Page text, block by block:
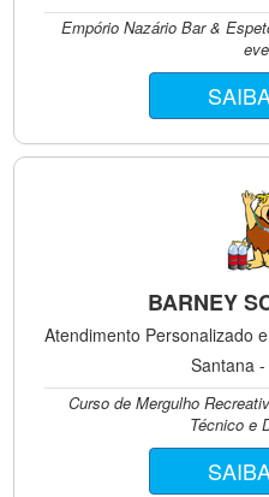
Empório Nazário Bar &
BARNEY
Atendimento Personalizado
Santana
Curso de Mergulho
Técnico e